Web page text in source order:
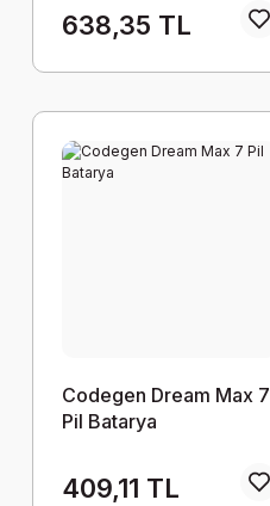
638,35 TL
Codegen Dream Max 7
Pil Batarya
409,11 TL